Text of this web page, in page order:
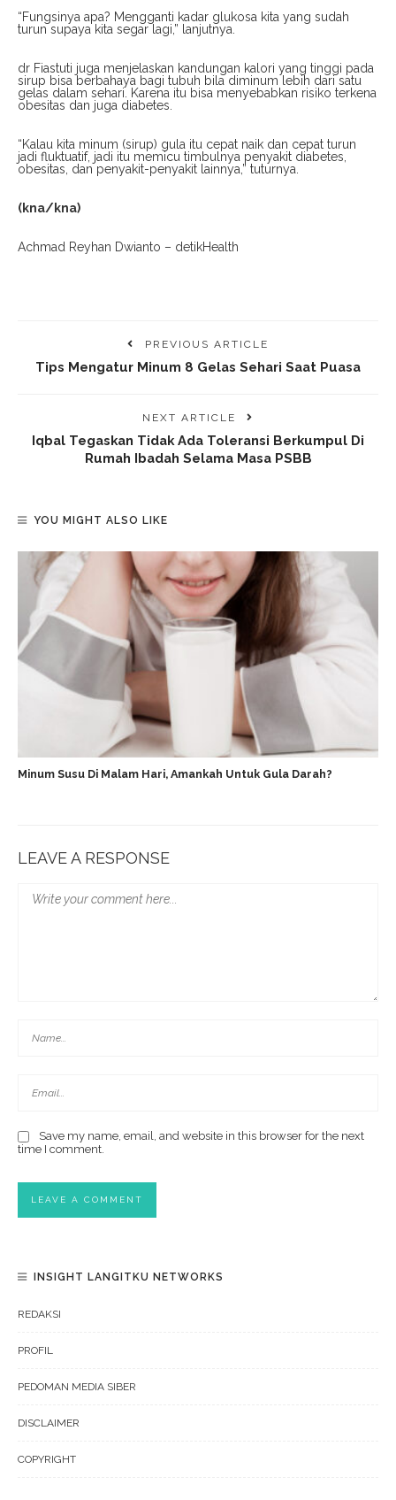
“Fungsinya apa? Mengganti kadar glukosa kita yang sudah
turun supaya kita segar lagi,” lanjutnya.
dr Fiastuti juga menjelaskan kandungan kalori yang tinggi pada
sirup bisa berbahaya bagi tubuh bila diminum lebih dari satu
gelas dalam sehari. Karena itu bisa menyebabkan risiko terkena
obesitas dan juga diabetes.
“Kalau kita minum (sirup) gula itu cepat naik dan cepat turun
jadi fluktuatif, jadi itu memicu timbulnya penyakit diabetes,
obesitas, dan penyakit-penyakit lainnya,” tuturnya.
(kna/kna)
Achmad Reyhan Dwianto – detikHealth
PREVIOUS ARTICLE
Tips Mengatur Minum 8 Gelas Sehari Saat Puasa
NEXT ARTICLE
Iqbal Tegaskan Tidak Ada Toleransi Berkumpul Di
Rumah Ibadah Selama Masa PSBB
YOU MIGHT ALSO LIKE
Minum Susu Di Malam Hari, Amankah Untuk Gula Darah?
LEAVE A RESPONSE
Save my name, email, and website in this browser for the next
time I comment.
INSIGHT LANGITKU NETWORKS
REDAKSI
PROFIL
PEDOMAN MEDIA SIBER
DISCLAIMER
COPYRIGHT